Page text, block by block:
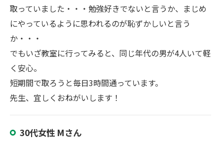
取っていました・・・勉強好きでないと言うか、まじめ
にやっているように思われるのが恥ずかしいと言う
か・・・
でもいざ教室に行ってみると、同じ年代の男が4人いて軽
く安心。
短期間で取ろうと毎日3時間通っています。
先生、宜しくおねがいします！
30代女性 Mさん